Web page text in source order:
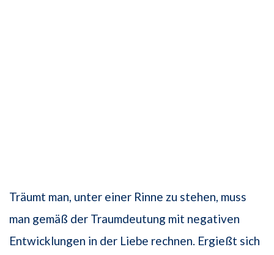
Träumt man, unter einer Rinne zu stehen, muss
man gemäß der Traumdeutung mit negativen
Entwicklungen in der Liebe rechnen. Ergießt sich